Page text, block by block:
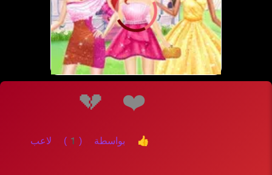
إلعــــب
❤️
💔
👍 بواسطة (1) لاعب